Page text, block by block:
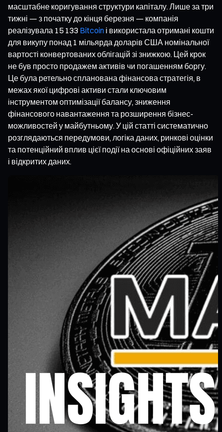
масштабне коригування структури капіталу. Лише за три
тижні — з початку до кінця березня — компанія
реалізувала 15 133 Bitcoin і використала отримані кошти
для викупу понад 1 мільярда доларів США номінальної
вартості конвертованих облігацій зі знижкою. Цей крок
не був просто продажем активів чи погашенням боргу.
Це була ретельно спланована фінансова стратегія, в
межах якої цифрові активи стали ключовим
інструментом оптимізації балансу, зниження
фінансового навантаження та розширення бізнес-
можливостей у майбутньому. У цій статті систематично
розглядаються передумови, логіка даних, ринкові оцінки
та потенційний вплив цієї події на основі офіційних заяв
і відкритих даних.